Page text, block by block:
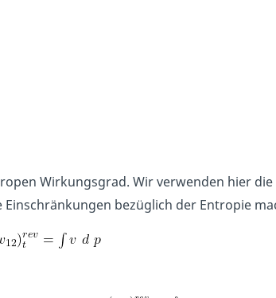
Wirkungsgrad. Wir verwenden hier
bezüglich der Entropie